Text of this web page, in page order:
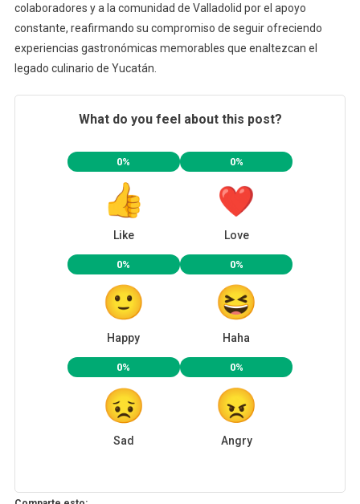
colaboradores y a la comunidad de Valladolid por el apoyo
constante, reafirmando su compromiso de seguir ofreciendo
experiencias gastronómicas memorables que enaltezcan el
legado culinario de Yucatán.
What do you feel about this post?
0%
Like
0%
Love
0%
Happy
0%
Haha
0%
Sad
0%
Angry